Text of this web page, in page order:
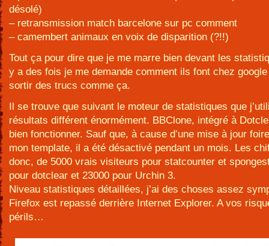
désolé)
– retransmission match barcelone sur pc comment
– camembert animaux en voix de disparition (?!!)
Tout ça pour dire que je me marre bien devant les
y a des fois je me demande comment ils font chez
sortir des trucs comme ça.
Il se trouve que suivant le moteur de statistiques que
résultats différent énormément. BBClone, intégré à
bien fonctionner. Sauf que, à cause d’une mise à jour
mon template, il a été désactivé pendant un mois. Les
donc, de 5000 vrais visiteurs pour statcounter et
pour dotclear et 23000 pour Urchin 3.
Niveau statistiques détaillées, j’ai des choses assez
Firefox est repassé derrière Internet Explorer. A vos
périls…